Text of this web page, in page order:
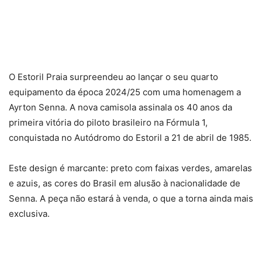
O Estoril Praia surpreendeu ao lançar o seu quarto
equipamento da época 2024/25 com uma homenagem a
Ayrton Senna. A nova camisola assinala os 40 anos da
primeira vitória do piloto brasileiro na Fórmula 1,
conquistada no Autódromo do Estoril a 21 de abril de 1985.
Este design é marcante: preto com faixas verdes, amarelas
e azuis, as cores do Brasil em alusão à nacionalidade de
Senna. A peça não estará à venda, o que a torna ainda mais
exclusiva.